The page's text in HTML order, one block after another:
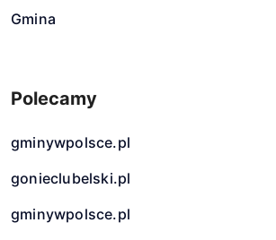
Gmina
Polecamy
gminywpolsce.pl
gonieclubelski.pl
gminywpolsce.pl